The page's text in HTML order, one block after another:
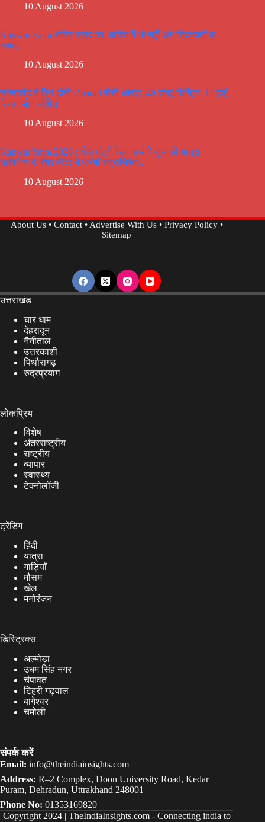
10 August 2026
Kanwar Yatra अंतिम पड़ाव पर, बारिश में भी नहीं थमे शिवभक्तों के
कदमl
10 August 2026
उत्तराखंड में फिर होगी Dharali जैसी आपदा, 49 जगह चिन्हित, 11 हाई
रिस्क जोन घोषित
10 August 2026
Kanwar Yatra 2026 : खेल मंत्री रेखा आर्य ने शुरु की यात्रा,
ऋषिकेश के शिव मंदिर में करेंगी रुद्राभिषेक..
10 August 2026
About Us• Contact•Advertise With Us• Privacy Policy•
Sitemap
उत्तराखंड
चार धाम
देहरादून
नैनीताल
उत्तरकाशी
पिथौरागढ़
रुद्रप्रयाग
लोकप्रिय
विशेष
अंतरराष्ट्रीय
राष्ट्रीय
व्यापार
स्वास्थ्य
टेक्नोलॉजी
ट्रेंडिंग
हिंदी
यात्रा
गाड़ियाँ
मौसम
खेल
मनोरंजन
डिस्ट्रिक्स
अल्मोड़ा
उधम सिंह नगर
चंपावत
टिहरी गढ़वाल
बागेश्वर
चमोली
संपर्क करें
Email: info@theindiainsights.com
Address: R–2 Complex, Doon University Road, Kedar
Puram, Dehradun, Uttrakhand 248001
Phone No: 01353169820
Copyright 2024 | TheIndiaInsights.com- Connecting india to